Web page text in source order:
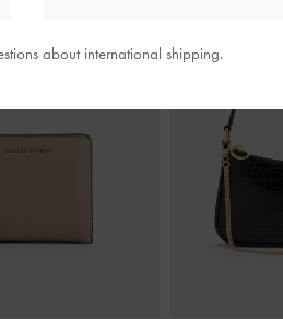
about international shipping.